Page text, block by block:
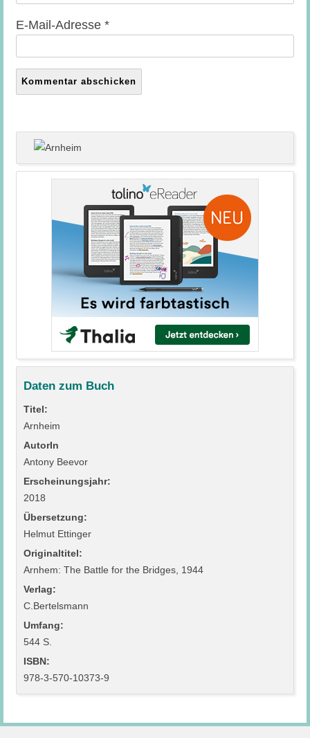
E-Mail-Adresse *
Daten zum Buch
Titel:
Arnheim
AutorIn
Antony Beevor
Erscheinungsjahr:
2018
Übersetzung:
Helmut Ettinger
Originaltitel:
Arnhem: The Battle for the Bridges, 1944
Verlag:
C.Bertelsmann
Umfang:
544 S.
ISBN:
978-3-570-10373-9